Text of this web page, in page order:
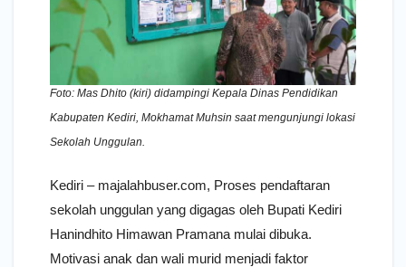
Foto: Mas Dhito (kiri) didampingi Kepala Dinas Pendidikan
Kabupaten Kediri, Mokhamat Muhsin saat mengunjungi lokasi
Sekolah Unggulan.
Kediri – majalahbuser.com, Proses pendaftaran
sekolah unggulan yang digagas oleh Bupati Kediri
Hanindhito Himawan Pramana mulai dibuka.
Motivasi anak dan wali murid menjadi faktor